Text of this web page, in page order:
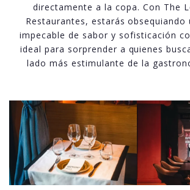
directamente a la copa. Con The
Restaurantes, estarás obsequiando
impecable de sabor y sofisticación
ideal para sorprender a quienes
lado más estimulante de la